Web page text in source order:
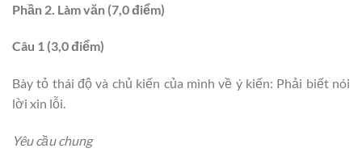
Phần 2. Làm văn (7,0 điểm)
Câu 1 (3,0 điểm)
Bày tỏ thái độ và chủ kiến của mình về ý kiến: Phải biết nói
lời xin lỗi.
Yêu cầu chung